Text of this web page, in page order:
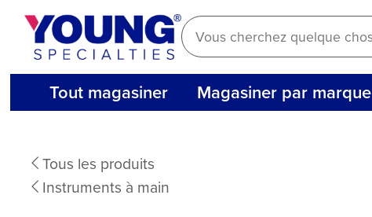
Aller
contenu
Tout magasiner Magasiner par marque
Tous les produits
Instruments à main